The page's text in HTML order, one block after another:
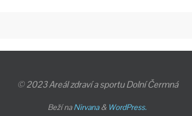
© 2023 Areál zdraví a sportu Dolní Čermná
Beží naNirvana& WordPress.